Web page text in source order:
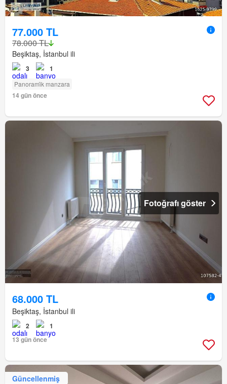
77.000 TL
78.000 TL
Beşiktaş, İstanbul ili
3 1
Panorami̇k manzara
14 gün önce
Fotoğrafı göster
68.000 TL
Beşiktaş, İstanbul ili
2
1
13 gün önce
Güncellenmiş